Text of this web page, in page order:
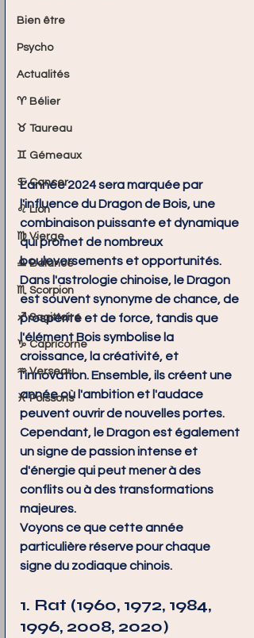
Bien être
Psycho
Actualités
♈ Bélier
♉ Taureau
♊ Gémeaux
♋ Cancer
♌ Lion
♍ Vierge
♎ Balance
♏ Scorpion
♐ Sagittaire
♑ Capricorne
♒ Verseau
♓ Poissons
L'année 2024 sera marquée par
l'influence du Dragon de Bois, une
combinaison puissante et dynamique
qui promet de nombreux
bouleversements et opportunités.
Dans l'astrologie chinoise, le Dragon
est souvent synonyme de chance, de
prospérité et de force, tandis que
l'élément Bois symbolise la
croissance, la créativité, et
l'innovation. Ensemble, ils créent une
année où l'ambition et l'audace
peuvent ouvrir de nouvelles portes.
Cependant, le Dragon est également
un signe de passion intense et
d'énergie qui peut mener à des
conflits ou à des transformations
majeures.
Voyons ce que cette année
particulière réserve pour chaque
signe du zodiaque chinois.
1. Rat (1960, 1972, 1984,
1996, 2008, 2020)